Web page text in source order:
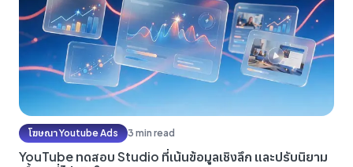
โฆษณา Youtube Ads 3 min read
YouTube ทดสอบ Studio ที่เน้นข้อมูลเชิงลึก และปรับนิยาม